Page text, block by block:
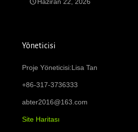
Yöneticisi
Proje Yöneticisi:Lisa Tan
+86-317-3736333
abter2016@163.com
Site Haritası